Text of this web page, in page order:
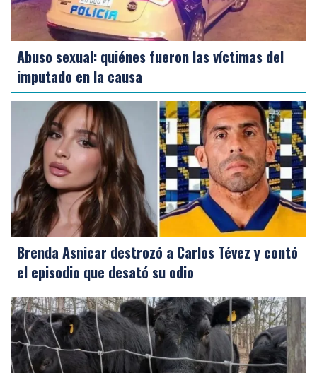
Abuso sexual: quiénes fueron las víctimas del
imputado en la causa
Brenda Asnicar destrozó a Carlos Tévez y contó
el episodio que desató su odio